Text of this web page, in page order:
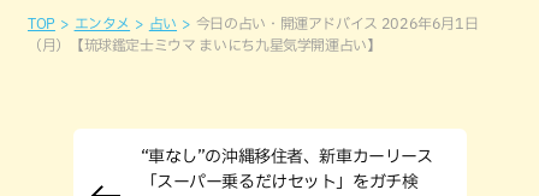
TOP エンタメ 占い
今日の占い・開運アドバイス 2026年6月1日
（月）【琉球鑑定士ミウマ まいにち九星気学開運占い】
“車なし”の沖縄移住者、新車カーリース
「スーパー乗るだけセット」をガチ検